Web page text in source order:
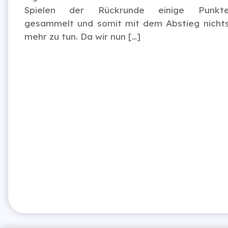
Spielen der Rückrunde einige
gesammelt und somit mit dem Abstieg
mehr zu tun. Da wir nun […]